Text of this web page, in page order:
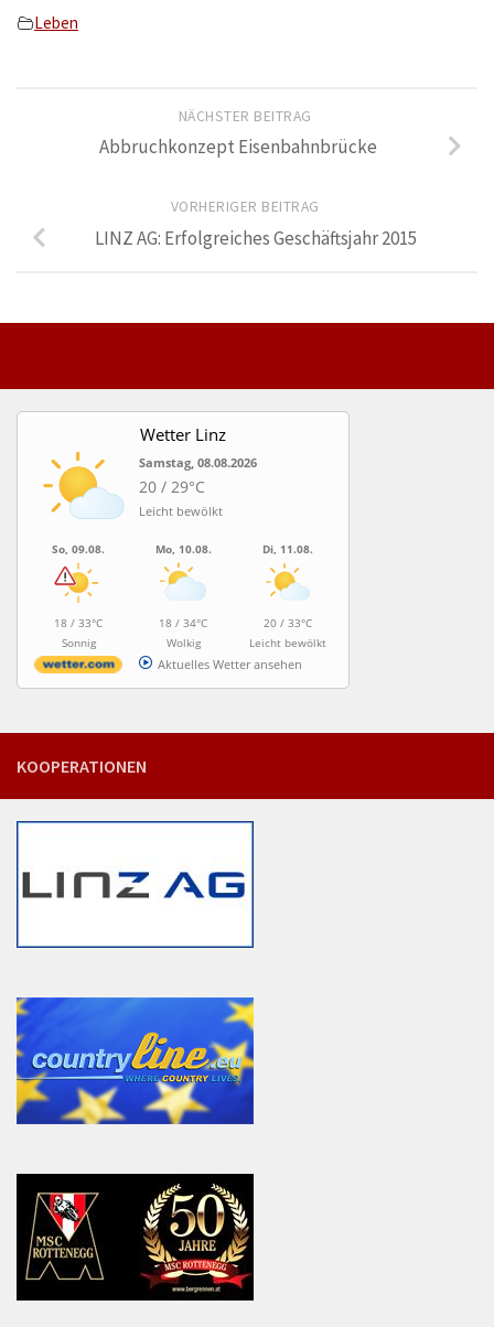
Leben
NÄCHSTER BEITRAG
Abbruchkonzept Eisenbahnbrücke
VORHERIGER BEITRAG
LINZ AG: Erfolgreiches Geschäftsjahr 2015
Wetter Linz
Samstag, 08.08.2026
20 / 29°C
Leicht bewölkt
So, 09.08.
18 / 33°C
Sonnig
Mo, 10.08.
18 / 34°C
Wolkig
Di, 11.08.
20 / 33°C
Leicht bewölkt
Aktuelles Wetter ansehen
KOOPERATIONEN